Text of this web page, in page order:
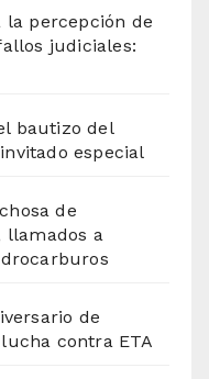
percepción de
judiciales:
bautizo del
especial
de
llamados a
de
contra ETA